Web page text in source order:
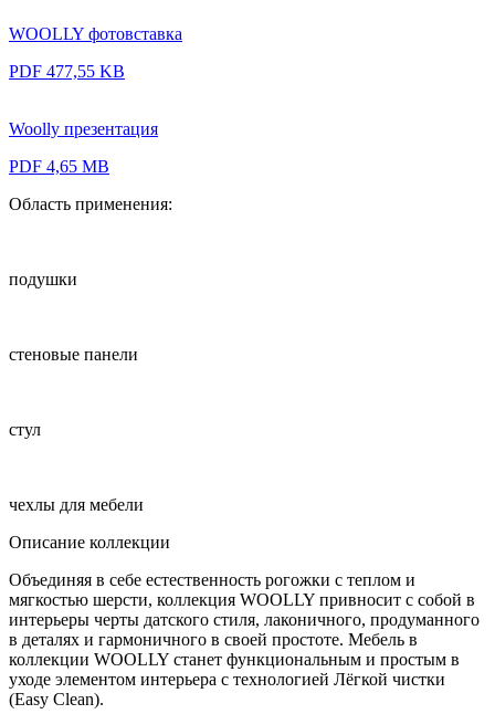
WOOLLY фотовставка
PDF 477,55 KB
Woolly презентация
PDF 4,65 MB
Область применения:
подушки
стеновые панели
стул
чехлы для мебели
Описание коллекции
Объединяя в себе естественность рогожки с теплом и
мягкостью шерсти, коллекция WOOLLY привносит с собой в
интерьеры черты датского стиля, лаконичного, продуманного
в деталях и гармоничного в своей простоте. Мебель в
коллекции WOOLLY станет функциональным и простым в
уходе элементом интерьера с технологией Лёгкой чистки
(Easy Clean).